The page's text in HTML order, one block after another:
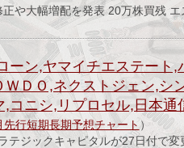
幅増配を発表 20万株買残 エ
ン,ヤマイチエステート,
ＤＯ,ネクストジェン,シ
コニシ,リプロセル,日本通
行短期長期予想チャート）
テジックキャピタルが27日付で